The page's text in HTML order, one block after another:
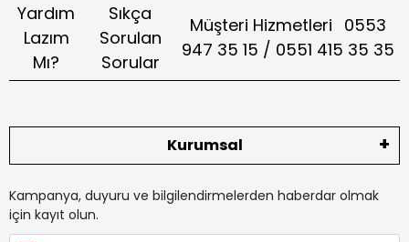
Yardım
Lazım
Mı?
Sıkça
Sorulan
Sorular
Müşteri Hizmetleri 0553
947 35 15 / 0551 415 35 35
Kurumsal
Kampanya, duyuru ve bilgilendirmelerden haberdar olmak
için kayıt olun.